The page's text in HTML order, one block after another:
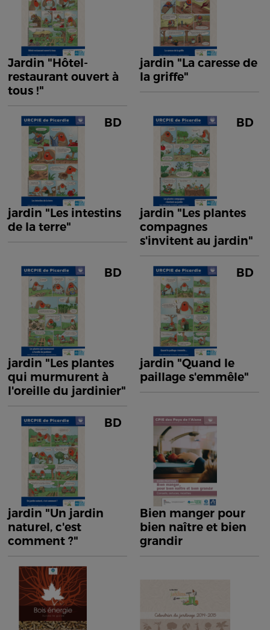
Jardin "Hôtel-
restaurant ouvert à
tous !"
jardin "La caresse de
la griffe"
BD
jardin "Les intestins
de la terre"
BD
jardin "Les plantes
compagnes
s'invitent au jardin"
BD
jardin "Les plantes
qui murmurent à
l'oreille du jardinier"
BD
jardin "Quand le
paillage s'emmêle"
BD
jardin "Un jardin
naturel, c'est
comment ?"
Bien manger pour
bien naître et bien
grandir